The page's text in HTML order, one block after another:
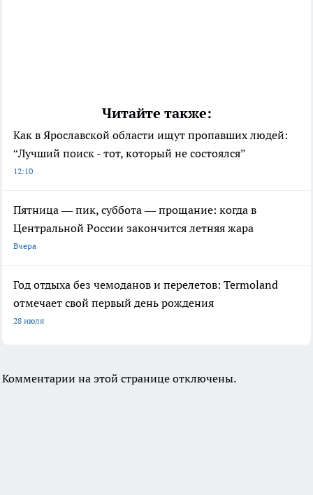
Читайте также:
Как в Ярославской области ищут пропавших людей:
“Лучший поиск - тот, который не состоялся”
12:10
Пятница — пик, суббота — прощание: когда в
Центральной России закончится летняя жара
Вчера
Год отдыха без чемоданов и перелетов: Termoland
отмечает свой первый день рождения
28 июля
Комментарии на этой странице отключены.